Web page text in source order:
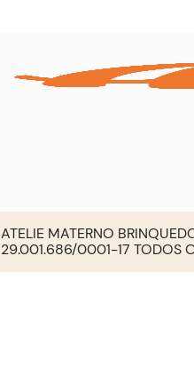
ATELIE MATERNO
29.001.686/0001-17 TODOS